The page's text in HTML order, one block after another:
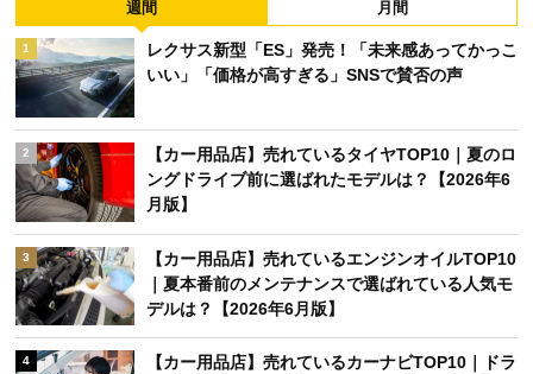
週間 月間
1
レクサス新型「ES」発売！「未来感あってかっこ
いい」「価格が高すぎる」SNSで賛否の声
2
【カー用品店】売れているタイヤTOP10｜夏のロ
ングドライブ前に選ばれたモデルは？【2026年6
月版】
3
【カー用品店】売れているエンジンオイルTOP10
｜夏本番前のメンテナンスで選ばれている人気モ
デルは？【2026年6月版】
4
【カー用品店】売れているカーナビTOP10｜ドラ